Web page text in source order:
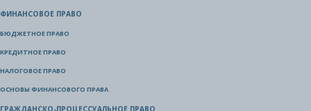
ФИНАНСОВОЕ ПРАВО
БЮДЖЕТНОЕ ПРАВО
КРЕДИТНОЕ ПРАВО
НАЛОГОВОЕ ПРАВО
ОСНОВЫ ФИНАНСОВОГО ПРАВА